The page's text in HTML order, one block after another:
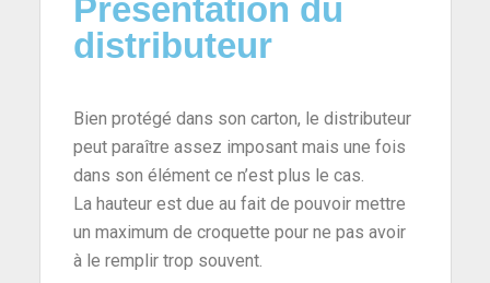
Présentation du
distributeur
Bien protégé dans son carton, le distributeur
peut paraître assez imposant mais une fois
dans son élément ce n’est plus le cas.
La hauteur est due au fait de pouvoir mettre
un maximum de croquette pour ne pas avoir
à le remplir trop souvent.